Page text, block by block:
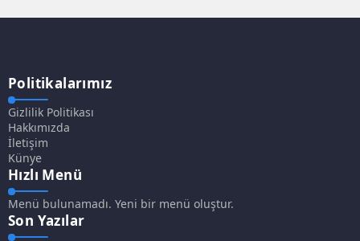
Politikalarımız
Gizlilik Politikası
Hakkımızda
İletişim
Künye
Hızlı Menü
Menü bulunamadı. Yeni bir menü oluştur.
Son Yazılar